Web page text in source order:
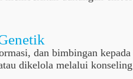
dan bimbingan
dikelola melalui